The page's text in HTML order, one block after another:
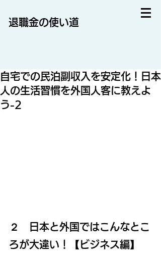
退職金の使い道
自宅での民泊副収入を安定化！日本
人の生活習慣を外国人客に教えよ
う-2
２　日本と外国ではこんなとこ
ろが大違い！【ビジネス編】